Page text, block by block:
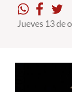
Funcionarios
Jueves 13 de